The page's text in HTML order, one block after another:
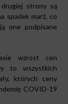
strony są
spadek marż, co
one podpisane
wzrost cen
to wszystkich
których ceny
COVID-19